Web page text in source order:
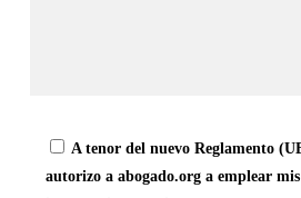
A tenor del nuevo Reglamento
autorizo a abogado.org a emplear